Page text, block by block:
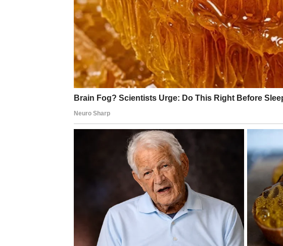
U početku će Bik biti zbunjen. Pitat će se da li je pametno
nastaviti dalje. Zvijezde savjetuju da ne donosi odluke
dobili priliku da nešto završimo na pravi način, a ne nužno
Na poslovnom planu očekuju ga stabilni dani. Iako neće
pokazati koliko je odgovoran i pouzdan. Upravo zbog
odlučuju o važnim projektima.
Finansije ostaju pod kontrolom, ali nije vrijeme za
će osjećaj sigurnosti.
Ljubavni život biće najzanimljiviji dio ovog perioda.
nesuglasice koje su dugo stvarale udaljenost u vezi.
shvate da osjećaji prema jednoj osobi iz prošlosti nisu
Najvažnija poruka za Bika jeste da sluša svoje srce, ali da
Samo tako može donijeti odluku zbog koje se kasnije neće